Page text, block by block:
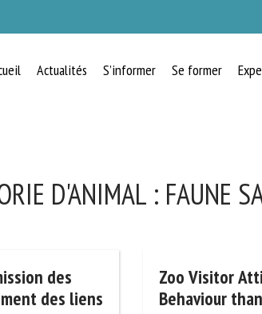
Actualités S’informer Se former
D'ANIMAL : FAUNE
des
des liens
Zoo Visitor
Behaviour